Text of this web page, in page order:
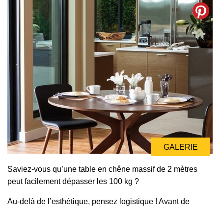
GALERIE
Saviez-vous qu’une table en chêne massif de 2 mètres
peut facilement dépasser les 100 kg ?
Au-delà de l’esthétique, pensez logistique ! Avant de